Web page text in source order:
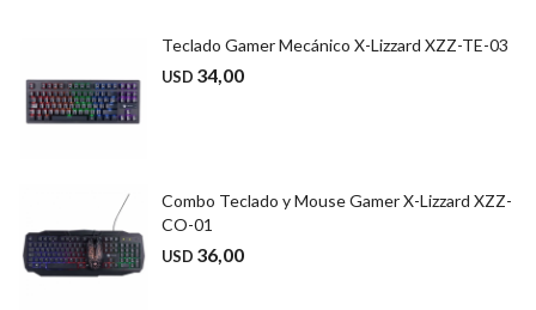
Teclado Gamer Mecánico X-Lizzard XZZ-TE-03
USD 34,00
Combo Teclado y Mouse Gamer X-Lizzard XZZ-
CO-01
USD 36,00